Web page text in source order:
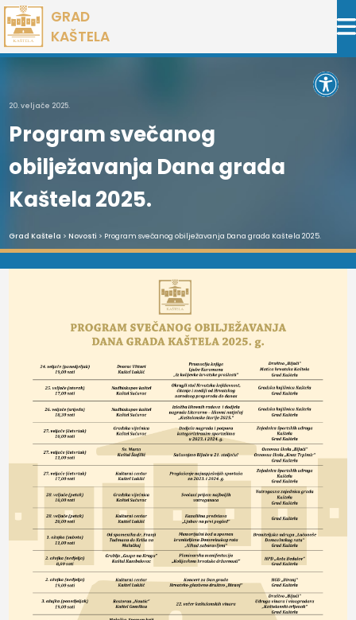
Preskoči
na
sadržaj
GRAD
KAŠTELA
20. veljače 2025.
Program svečanog
obilježavanja Dana grada
Kaštela 2025.
Grad Kaštela > Novosti > Program svečanog obilježavanja Dana grada Kaštela 2025.